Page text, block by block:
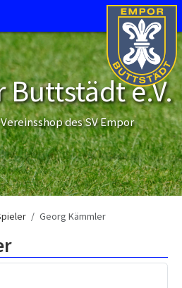
Buttstädt e.V.
des SV Empor
Georg Kämmler